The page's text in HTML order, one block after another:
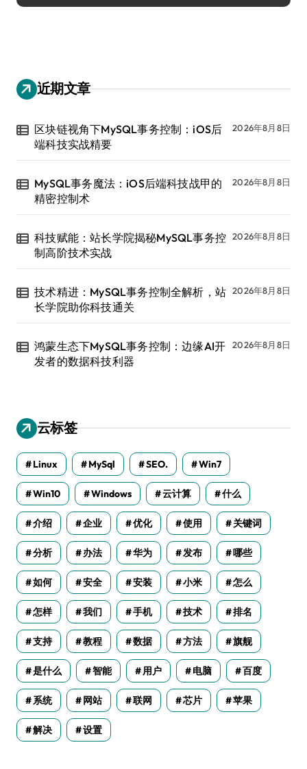
近期文章
区块链视角下MySQL事务控制：iOS后
端科技实战精要
2026年8月8日
MySQL事务魔法：iOS后端科技战甲的
精密控制术
2026年8月8日
科技赋能：站长学院揭秘MySQL事务控
制高阶技术实战
2026年8月8日
技术精进：MySQL事务控制全解析，站
长学院助你科技通关
2026年8月8日
鸿蒙生态下MySQL事务控制：边缘AI开
发者的数据科技利器
2026年8月8日
云标签
Linux MySql SEO. Win7
Win10 Windows 云计算 什么
介绍 企业 优化 使用 关键词
分析 办法 华为 发布 哪些
如何 安全 安装 小米 怎么
怎样 我们 手机 技术 排名
支持 教程 数据 方法 旗舰
是什么 智能 用户 电脑 百度
系统 网站 联网 芯片 苹果
解决 设置